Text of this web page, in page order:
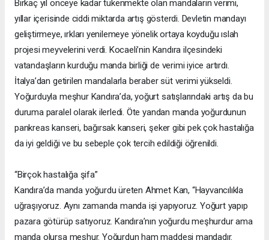
Birkaç yıl önceye kadar tükenmekte olan mandaların verimi,
yıllar içerisinde ciddi miktarda artış gösterdi. Devletin mandayı
geliştirmeye, ırkları yenilemeye yönelik ortaya koyduğu ıslah
projesi meyvelerini verdi. Kocaeli’nin Kandıra ilçesindeki
vatandaşların kurduğu manda birliği de verimi iyice artırdı.
İtalya’dan getirilen mandalarla beraber süt verimi yükseldi.
Yoğurduyla meşhur Kandıra’da, yoğurt satışlarındaki artış da bu
duruma paralel olarak ilerledi. Öte yandan manda yoğurdunun
pankreas kanseri, bağırsak kanseri, şeker gibi pek çok hastalığa
da iyi geldiği ve bu sebeple çok tercih edildiği öğrenildi.
“Birçok hastalığa şifa”
Kandıra’da manda yoğurdu üreten Ahmet Kan, “Hayvancılıkla
uğraşıyoruz. Aynı zamanda manda işi yapıyoruz. Yoğurt yapıp
pazara götürüp satıyoruz. Kandıra’nın yoğurdu meşhurdur ama
manda olursa meşhur. Yoğurdun ham maddesi mandadır.